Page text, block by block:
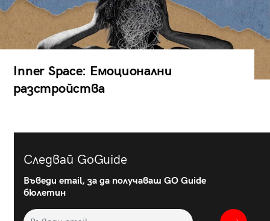
Inner Space: Емоционални
разстройства
Следвай GoGuide
Въведи email, за да получаваш GO Guide
бюлетин